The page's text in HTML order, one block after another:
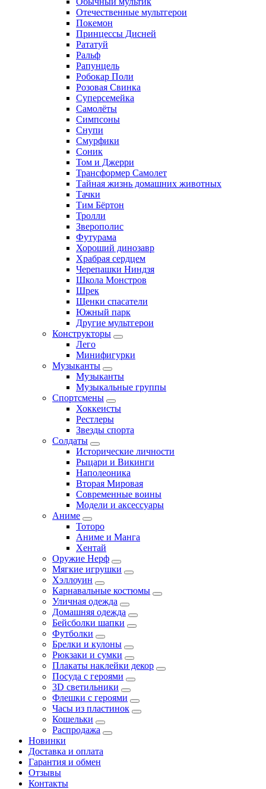
Отечественные мультгерои
Покемон
Принцессы Дисней
Рататуй
Ральф
Рапунцель
Робокар Поли
Розовая Свинка
Суперсемейка
Самолёты
Симпсоны
Снупи
Смурфики
Соник
Том и Джерри
Трансформер Самолет
Тайная жизнь домашних животных
Тачки
Тим Бёртон
Тролли
Зверополис
Футурама
Хороший динозавр
Храбрая сердцем
Черепашки Ниндзя
Школа Монстров
Шрек
Щенки спасатели
Южный парк
Другие мультгерои
Конструкторы
Лего
Минифигурки
Музыканты
Музыканты
Музыкальные группы
Спортсмены
Хоккеисты
Рестлеры
Звезды спорта
Солдаты
Исторические личности
Рыцари и Викинги
Наполеоника
Вторая Мировая
Современные воины
Модели и аксессуары
Аниме
Тоторо
Аниме и Манга
Хентай
Оружие Нерф
Мягкие игрушки
Хэллоуин
Карнавальные костюмы
Уличная одежда
Домашняя одежда
Бейсболки шапки
Футболки
Брелки и кулоны
Рюкзаки и сумки
Плакаты наклейки декор
Посуда с героями
3D светильники
Флешки с героями
Часы из пластинок
Кошельки
Распродажа
Новинки
Доставка и оплата
Гарантия и обмен
Отзывы
Контакты